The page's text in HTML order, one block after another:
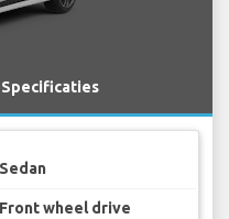
Sedan
Front wheel drive